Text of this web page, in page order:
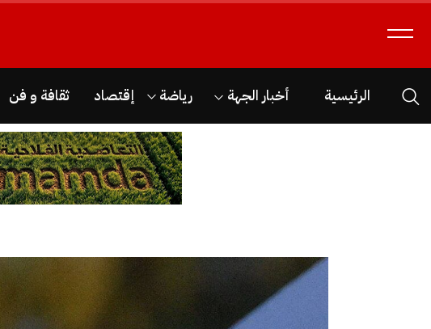
الرئيسية أخبار الجهة رياضة إقتصاد ثقافة و فن